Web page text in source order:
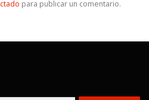
para publicar un comentario.